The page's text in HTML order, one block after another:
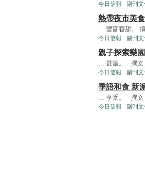
今日信報 副刊
熱帶夜市美食
... 豐富香甜。
今日信報 副刊
親子探索樂
... 甚濃。 撰文
今日信報 副刊
季語和食 新
... 享受。 撰文
今日信報 副刊